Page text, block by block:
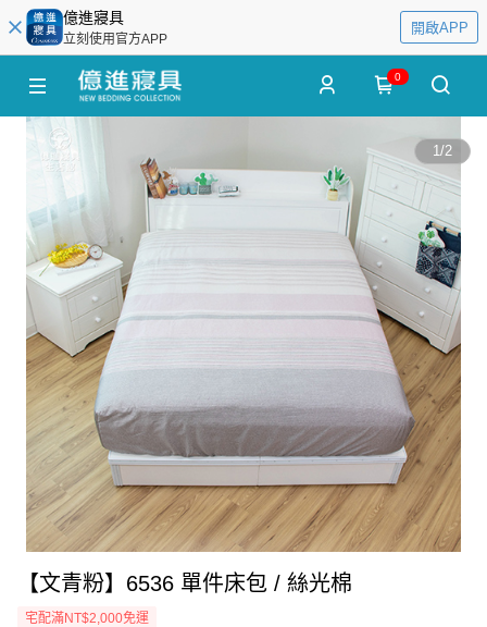
億進寢具
立刻使用官方APP
開啟APP
0
1/2
【文青粉】6536 單件床包 / 絲光棉
宅配滿NT$2,000免運